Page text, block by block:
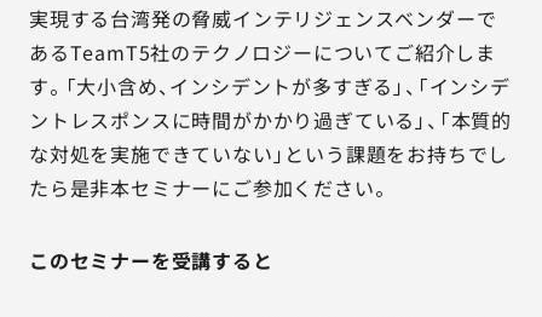
実現する台湾発の脅威インテリジェンスベンダーで
あるTeamT5社のテクノロジーについてご紹介しま
す。「大小含め、インシデントが多すぎる」、「インシデ
ントレスポンスに時間がかかり過ぎている」、「本質的
な対処を実施できていない」という課題をお持ちでし
たら是非本セミナーにご参加ください。
このセミナーを受講すると